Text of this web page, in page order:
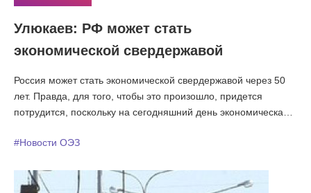
Улюкаев: РФ может стать
экономической свердержавой
Россия может стать экономической свердержавой через 50
лет. Правда, для того, чтобы это произошло, придется
потрудится, поскольку на сегодняшний день экономическая
министр экономического развития России Алексей Улюкаев в
#Новости ОЭЗ